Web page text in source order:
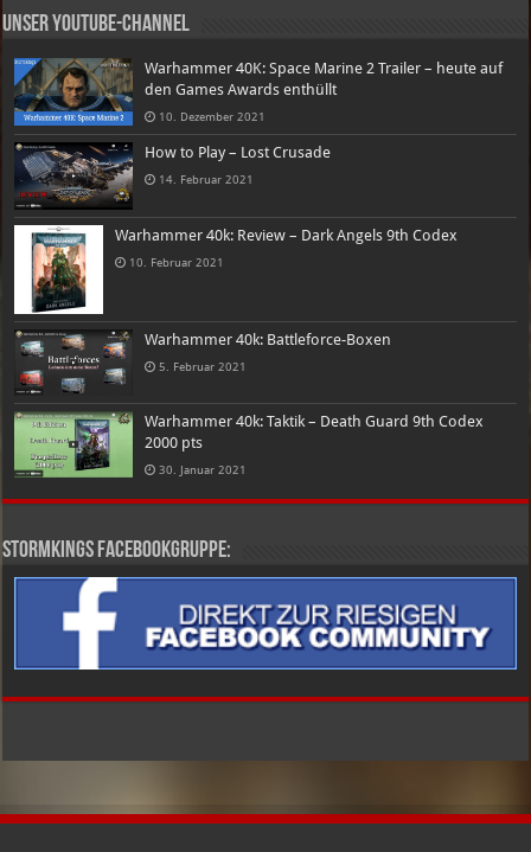
Unser Youtube-Channel
Warhammer 40K: Space Marine 2 Trailer – heute auf
den Games Awards enthüllt
10. Dezember 2021
How to Play – Lost Crusade
14. Februar 2021
Warhammer 40k: Review – Dark Angels 9th Codex
10. Februar 2021
Warhammer 40k: Battleforce-Boxen
5. Februar 2021
Warhammer 40k: Taktik – Death Guard 9th Codex
2000 pts
30. Januar 2021
Stormkings Facebookgruppe: